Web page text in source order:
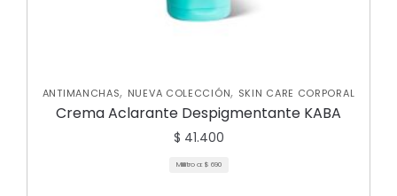
ANTIMANCHAS, NUEVA COLECCIÓN, SKIN CARE CORPORAL
Crema Aclarante Despigmentante KABA
$ 41.400
Mililitro a: $ 690